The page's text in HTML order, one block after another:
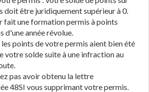
doit être juridiquement supérieur à 0.
fait une formation permis à points
d'une année révolue.
les points de votre permis aient bien été
votre solde suite à une infraction au
pas avoir obtenu la lettre
48SI vous supprimant votre permis.